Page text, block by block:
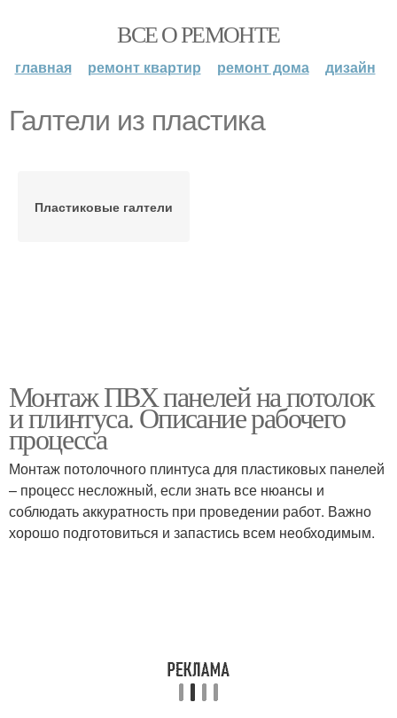
ВСЕ О РЕМОНТЕ
главная ремонт квартир ремонт дома дизайн
Галтели из пластика
Пластиковые галтели
Монтаж ПВХ панелей на потолок
и плинтуса. Описание рабочего
процесса
Монтаж потолочного плинтуса для пластиковых панелей
– процесс несложный, если знать все нюансы и
соблюдать аккуратность при проведении работ. Важно
хорошо подготовиться и запастись всем необходимым.